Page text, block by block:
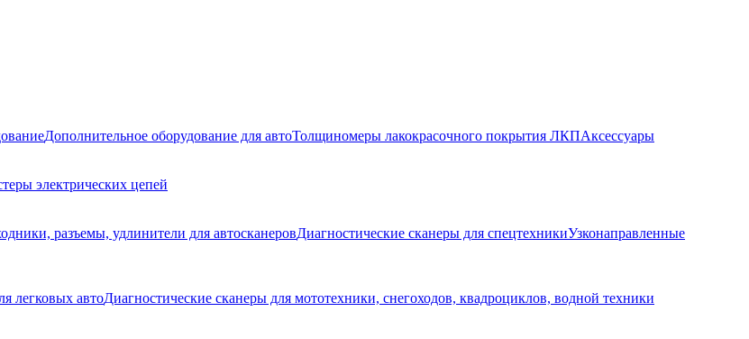
Дополнительное оборудование для автоТолщиномеры лакокрасочного покрытия ЛКПАксессуары
электрических цепей
разъемы, удлинители для автосканеровДиагностические сканеры для спецтехникиУзконаправленные
легковых автоДиагностические сканеры для мототехники, снегоходов, квадроциклов, водной техники